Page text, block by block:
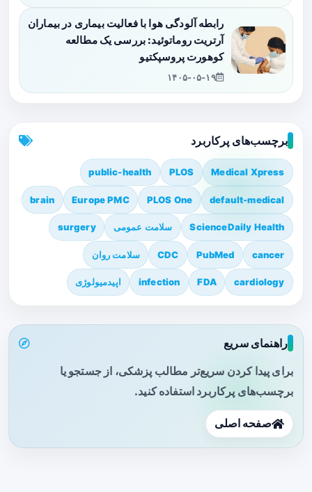
رابطه آلودگی هوا با فعالیت بیماری در بیماران
آرتریت روماتوئید: بررسی یک مطالعه
کوهورت پروسپکتیو
۱۴۰۵-۰۵-۱۹
برچسب‌های پرکاربرد
Medical Xpress
PLOS
public-health
default-medical
PLOS One
Europe PMC
brain
ScienceDaily Health سلامت عمومی surgery
cancer
PubMed
CDC سلامت روان
cardiology
FDA
infection اپیدمیولوژی
راهنمای سریع
برای پیدا کردن سریع‌تر مطالب پزشکی، از جستجو یا
برچسب‌های پرکاربرد استفاده کنید.
صفحه اصلی